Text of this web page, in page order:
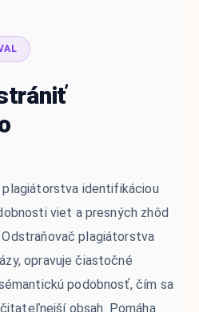
identifikáciou
viet a presných zhôd
plagiátorstva
opravuje čiastočné
podobnosť, čím sa
obsah. Pomáha